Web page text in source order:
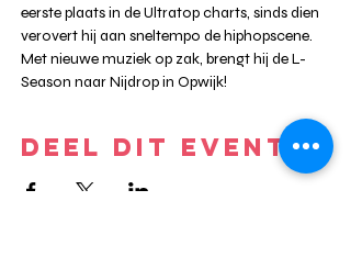
eerste plaats in de Ultratop charts, sinds dien
verovert hij aan sneltempo de hiphopscene.
Met nieuwe muziek op zak, brengt hij de L-
Season naar Nijdrop in Opwijk!
DEEL DIT EVENT